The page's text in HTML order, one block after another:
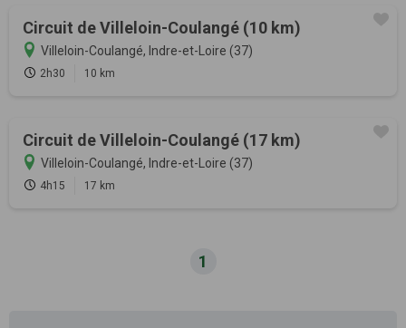
Circuit de Villeloin-Coulangé (10 km)
Villeloin-Coulangé, Indre-et-Loire (37)
2h30 10 km
Circuit de Villeloin-Coulangé (17 km)
Villeloin-Coulangé, Indre-et-Loire (37)
4h15 17 km
1